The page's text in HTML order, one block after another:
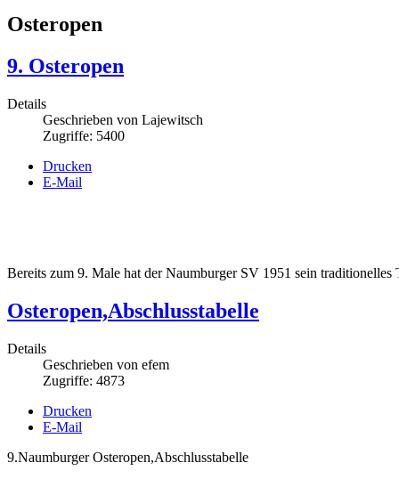
Osteropen
9. Osteropen
Details
Geschrieben von Lajewitsch
Zugriffe: 5400
Drucken
E-Mail
Bereits zum 9. Male hat der Naumburger SV 1951 sein traditionelles
Osteropen,Abschlusstabelle
Details
Geschrieben von efem
Zugriffe: 4873
Drucken
E-Mail
9.Naumburger Osteropen,Abschlusstabelle